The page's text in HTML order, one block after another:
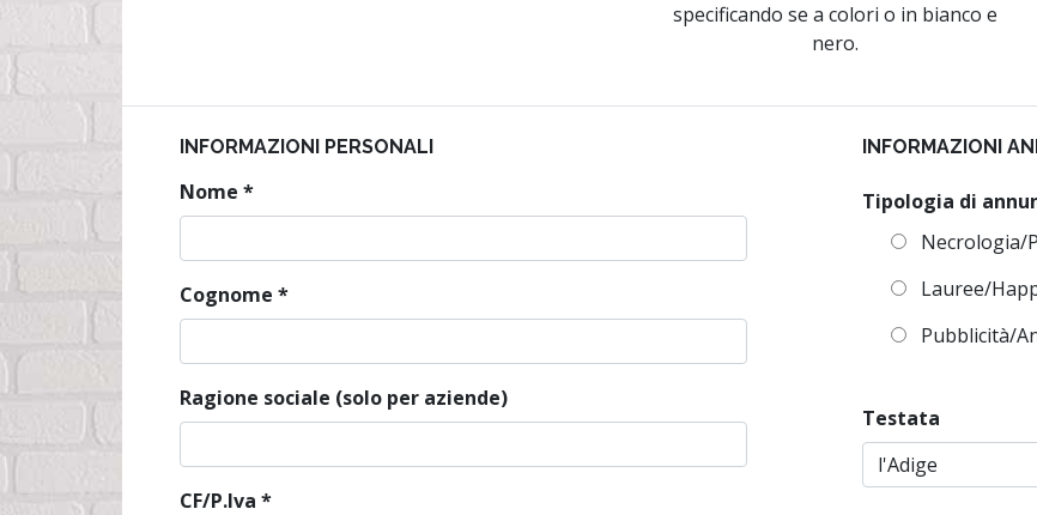
specificando se a colori o in bianco e
nero.
INFORMAZIONI PERSONALI
Nome *
Cognome *
Ragione sociale (solo per aziende)
CF/P.Iva *
INFORMAZIONI
Tipologia di
Necrologia/
Lauree/
Pubblicità/
Testata